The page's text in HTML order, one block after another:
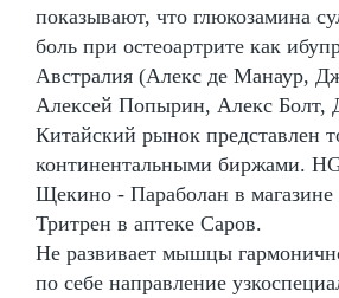
показывают, что глюкозамина
боль при остеоартрите как
Австралия (Алекс де Манаур,
Алексей Попырин, Алекс Болт,
Китайский рынок представлен
континентальными биржами.
Щекино - Параболан в
Тритрен в аптеке Саров.
Не развивает мышцы
по себе направление